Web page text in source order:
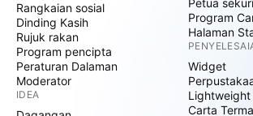
Rangkaian sosial
Dinding Kasih
Rujuk rakan
Program pencipta
Peraturan Dalaman
Moderator
IDEA
Petua
Program
Halaman
Widget
Lightweight
Carta